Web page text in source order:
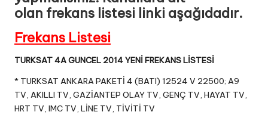
olan frekans listesi linki aşağıdadır.
Frekans Listesi
TURKSAT 4A GUNCEL 2014 YENİ FREKANS LİSTESİ
* TURKSAT ANKARA PAKETİ 4 (BATI) 12524 V 22500; A9
TV, AKILLI TV, GAZİANTEP OLAY TV, GENÇ TV, HAYAT TV,
HRT TV, IMC TV, LİNE TV, TİVİTİ TV